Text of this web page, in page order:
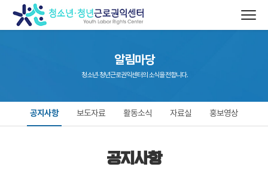
알림마당
청소년·청년근로권익센터의 소식을 전합니다.
공지사항 보도자료 활동소식 자료실 홍보영상
공지사항